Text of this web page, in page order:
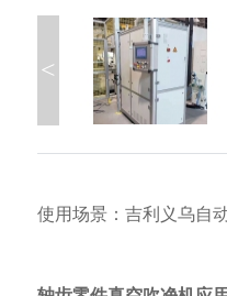
<
使用场景：吉利义乌自